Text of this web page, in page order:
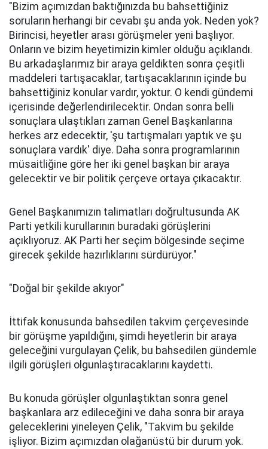
"Bizim açımızdan baktığınızda bu bahsettiğiniz
soruların herhangi bir cevabı şu anda yok. Neden yok?
Birincisi, heyetler arası görüşmeler yeni başlıyor.
Onların ve bizim heyetimizin kimler olduğu açıklandı.
Bu arkadaşlarımız bir araya geldikten sonra çeşitli
maddeleri tartışacaklar, tartışacaklarının içinde bu
bahsettiğiniz konular vardır, yoktur. O kendi gündemi
içerisinde değerlendirilecektir. Ondan sonra belli
sonuçlara ulaştıkları zaman Genel Başkanlarına
herkes arz edecektir, 'şu tartışmaları yaptık ve şu
sonuçlara vardık' diye. Daha sonra programlarının
müsaitliğine göre her iki genel başkan bir araya
gelecektir ve bir politik çerçeve ortaya çıkacaktır.
Genel Başkanımızın talimatları doğrultusunda AK
Parti yetkili kurullarının buradaki görüşlerini
açıklıyoruz. AK Parti her seçim bölgesinde seçime
girecek şekilde hazırlıklarını sürdürüyor."
"Doğal bir şekilde akıyor"
İttifak konusunda bahsedilen takvim çerçevesinde
bir görüşme yapıldığını, şimdi heyetlerin bir araya
geleceğini vurgulayan Çelik, bu bahsedilen gündemle
ilgili görüşleri olgunlaştıracaklarını kaydetti.
Bu konuda görüşler olgunlaştıktan sonra genel
başkanlara arz edileceğini ve daha sonra bir araya
geleceklerini yineleyen Çelik, "Takvim bu şekilde
işliyor. Bizim açımızdan olağanüstü bir durum yok.